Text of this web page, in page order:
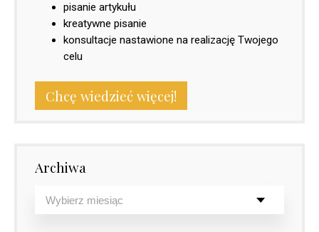
pisanie artykułu
kreatywne pisanie
konsultacje nastawione na realizację Twojego
celu
Chcę wiedzieć więcej!
Archiwa